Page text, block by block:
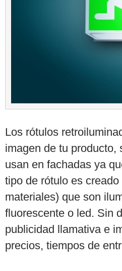
Los rótulos
imagen de tu
usan en fachadas ya
tipo de rótulo es
materiales) que son
fluorescente o led. Sin
publicidad llamativa e
precios, tiempos de